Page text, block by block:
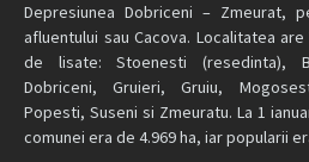
Depresiunea Dobriceni – Zmeurat,
afluentului sau Cacova. Localitatea
de lisate: Stoenesti (resedinta),
Dobriceni, Gruieri, Gruiu,
Popesti, Suseni si Zmeuratu. La 1
comunei era de 4.969 ha, iar popularii